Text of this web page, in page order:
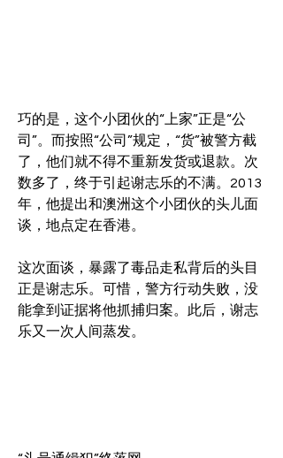
巧的是，这个小团伙的“上家”正是“公
司”。而按照“公司”规定，“货”被警方截
了，他们就不得不重新发货或退款。次
数多了，终于引起谢志乐的不满。2013
年，他提出和澳洲这个小团伙的头儿面
谈，地点定在香港。
这次面谈，暴露了毒品走私背后的头目
正是谢志乐。可惜，警方行动失败，没
能拿到证据将他抓捕归案。此后，谢志
乐又一次人间蒸发。